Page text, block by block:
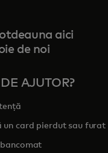
aici
de noi
AJUTOR?
un card pierdut sau furat
bancomat